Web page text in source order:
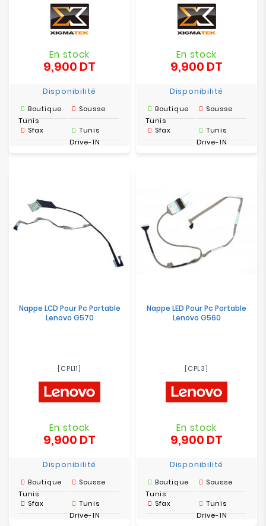
En stock
9,900 DT
Disponibilité
Boutique
Tunis
Sousse
Sfax
Tunis
Drive-IN
En stock
9,900 DT
Disponibilité
Boutique
Tunis
Sousse
Sfax
Tunis
Drive-IN
Nappe LCD Pour Pc Portable
Lenovo G570
[CPL11]
En stock
9,900 DT
Disponibilité
Boutique
Tunis
Sousse
Sfax
Tunis
Drive-IN
Nappe LED Pour Pc Portable
Lenovo G560
[CPL3]
En stock
9,900 DT
Disponibilité
Boutique
Tunis
Sousse
Sfax
Tunis
Drive-IN